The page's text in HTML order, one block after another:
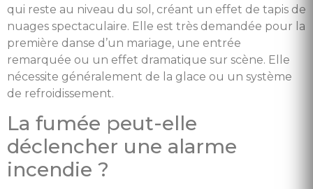
qui reste au niveau du sol, créant un effet de tapis de
nuages spectaculaire. Elle est très demandée pour la
première danse d’un mariage, une entrée
remarquée ou un effet dramatique sur scène. Elle
nécessite généralement de la glace ou un système
de refroidissement.
La fumée peut-elle
déclencher une alarme
incendie ?